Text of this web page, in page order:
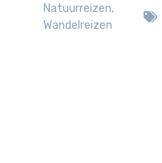
Natuurreizen,
Wandelreizen